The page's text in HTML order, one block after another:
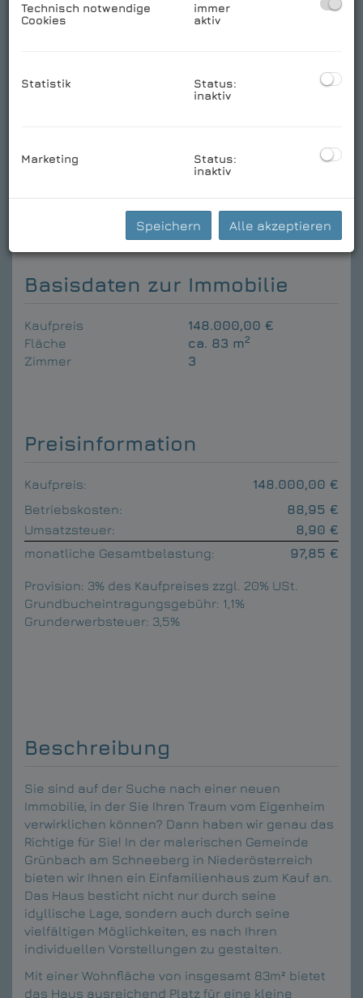
Download Expose
Basisdaten zur Immobilie
Kaufpreis
148.000,00 €
Fläche
ca. 83 m2
Zimmer 3
Preisinformation
Kaufpreis:
148.000,00 €
Betriebskosten:
88,95 €
Umsatzsteuer:
8,90 €
monatliche Gesamtbelastung:
97,85 €
Provision: 3% des Kaufpreises zzgl. 20% USt.
Grundbucheintragungsgebühr: 1,1%
Grunderwerbsteuer: 3,5%
Beschreibung
Sie sind auf der Suche nach einer neuen
Immobilie, in der Sie Ihren Traum vom Eigenheim
verwirklichen können? Dann haben wir genau das
Richtige für Sie! In der malerischen Gemeinde
Grünbach am Schneeberg in Niederösterreich
bieten wir Ihnen ein Einfamilienhaus zum Kauf an.
Das Haus besticht nicht nur durch seine
idyllische Lage, sondern auch durch seine
vielfältigen Möglichkeiten, es nach Ihren
individuellen Vorstellungen zu gestalten.
Mit einer Wohnfläche von insgesamt 83m² bietet
das Haus ausreichend Platz für eine kleine
Technisch notwendige
Cookies
immer
aktiv
Statistik
Status:
inaktiv
Marketing
Status:
inaktiv
Speichern Alle akzeptieren